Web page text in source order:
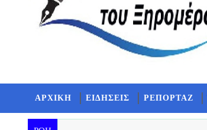
ΑΡΧΙΚΗ ΕΙΔΗΣΕΙΣ ΡΕΠΟΡΤΑΖ